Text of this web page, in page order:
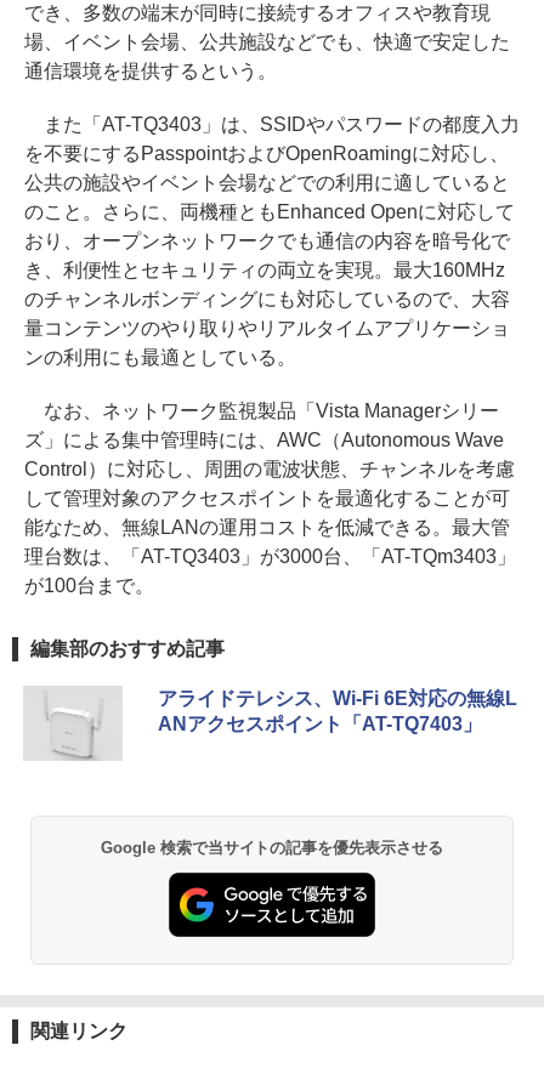
でき、多数の端末が同時に接続するオフィスや教育現
場、イベント会場、公共施設などでも、快適で安定した
通信環境を提供するという。
また「AT-TQ3403」は、SSIDやパスワードの都度入力
を不要にするPasspointおよびOpenRoamingに対応し、
公共の施設やイベント会場などでの利用に適していると
のこと。さらに、両機種ともEnhanced Openに対応して
おり、オープンネットワークでも通信の内容を暗号化で
き、利便性とセキュリティの両立を実現。最大160MHz
のチャンネルボンディングにも対応しているので、大容
量コンテンツのやり取りやリアルタイムアプリケーショ
ンの利用にも最適としている。
なお、ネットワーク監視製品「Vista Managerシリー
ズ」による集中管理時には、AWC（Autonomous Wave
Control）に対応し、周囲の電波状態、チャンネルを考慮
して管理対象のアクセスポイントを最適化することが可
能なため、無線LANの運用コストを低減できる。最大管
理台数は、「AT-TQ3403」が3000台、「AT-TQm3403」
が100台まで。
編集部のおすすめ記事
アライドテレシス、Wi-Fi 6E対応の無線L
ANアクセスポイント「AT-TQ7403」
Google 検索で当サイトの記事を優先表示させる
関連リンク